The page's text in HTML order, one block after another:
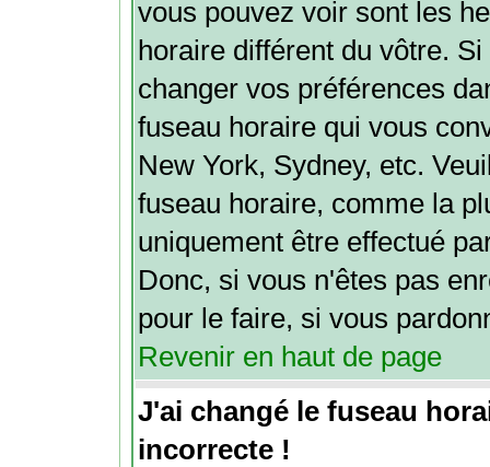
vous pouvez voir sont les
horaire différent du vôtre.
changer vos préférences
fuseau horaire qui vous
New York, Sydney, etc.
fuseau horaire, comme la
uniquement être effectué
Donc, si vous n'êtes pas
pour le faire, si vous
Revenir en haut de page
J'ai changé le fuseau
incorrecte !